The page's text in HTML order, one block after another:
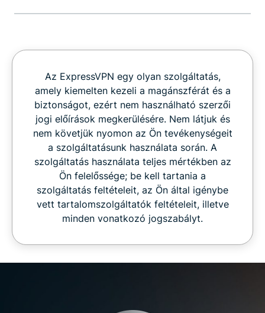
Az ExpressVPN egy olyan szolgáltatás,
amely kiemelten kezeli a magánszférát és a
biztonságot, ezért nem használható szerzői
jogi előírások megkerülésére. Nem látjuk és
nem követjük nyomon az Ön tevékenységeit
a szolgáltatásunk használata során. A
szolgáltatás használata teljes mértékben az
Ön felelőssége; be kell tartania a
szolgáltatás feltételeit, az Ön által igénybe
vett tartalomszolgáltatók feltételeit, illetve
minden vonatkozó jogszabályt.